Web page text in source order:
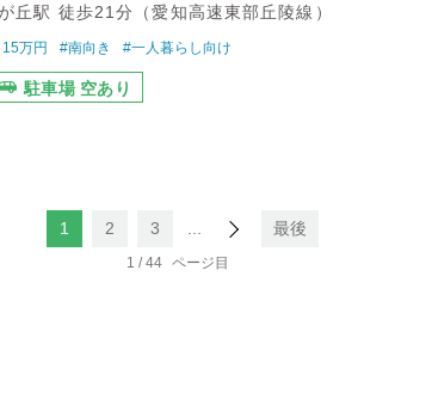
丘駅 徒歩21分（愛知高速東部丘陵線）
万円 #南向き #一人暮らし向け
駐車場 空あり
1 / 44
1 2 3 最後